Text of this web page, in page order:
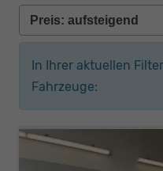
In Ihrer aktuellen
Fahrzeuge: